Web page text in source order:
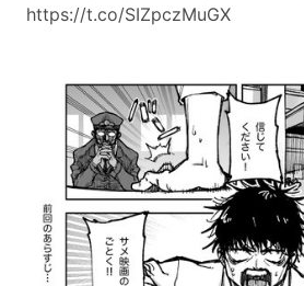
https://t.co/SIZpczMuGX